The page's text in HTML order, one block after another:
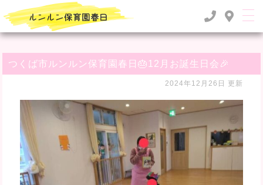
るんるん日記 > つくば市ルンルン保育園春日🎂12月お誕生日会🎉
つくば市ルンルン保育園春日🎂12月お誕生日会🎉
2024年12月26日 更新